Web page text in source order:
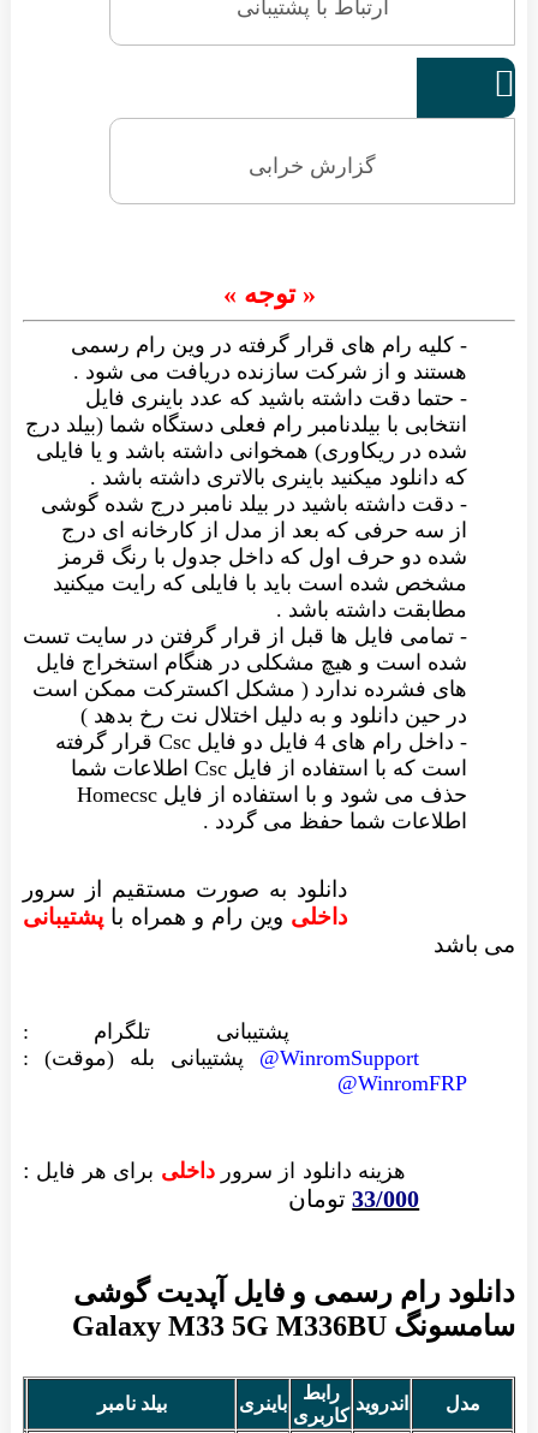
ارتباط با پشتیبانی

گزارش خرابی
« توجه »
- کلیه رام های قرار گرفته در وین رام رسمی
هستند و از شرکت سازنده دریافت می شود .
- حتما دقت داشته باشید که عدد باینری فایل
انتخابی با بیلدنامبر رام فعلی دستگاه شما (بیلد درج
شده در ریکاوری) همخوانی داشته باشد و یا فایلی
که دانلود میکنید باینری بالاتری داشته باشد .
- دقت داشته باشید در بیلد نامبر درج شده گوشی
از سه حرفی که بعد از مدل از کارخانه ای درج
شده دو حرف اول که داخل جدول با رنگ قرمز
مشخص شده است باید با فایلی که رایت میکنید
مطابقت داشته باشد .
- تمامی فایل ها قبل از قرار گرفتن در سایت تست
شده است و هیچ مشکلی در هنگام استخراج فایل
های فشرده ندارد ( مشکل اکسترکت ممکن است
در حین دانلود و به دلیل اختلال نت رخ بدهد )
- داخل رام های 4 فایل دو فایل Csc قرار گرفته
است که با استفاده از فایل Csc اطلاعات شما
حذف می شود و با استفاده از فایل Homecsc
اطلاعات شما حفظ می گردد .
دانلود به صورت مستقیم از سرور
داخلی وین رام و همراه باپشتیبانی
می باشد
پشتیبانی تلگرام :
WinromSupport@
پشتیبانی بله (موقت) :
WinromFRP@
هزینه دانلود از سرورداخلی برای هر فایل :
33/000تومان
دانلود رام رسمی و فایل آپدیت گوشی
سامسونگ Galaxy M33 5G M336BU
مدل اندروید
رابط
کاربری
باینری بیلد نامبر